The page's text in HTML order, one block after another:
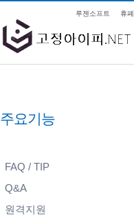
루젠소프트 휴
주요기능
FAQ / TIP
Q&A
원격지원